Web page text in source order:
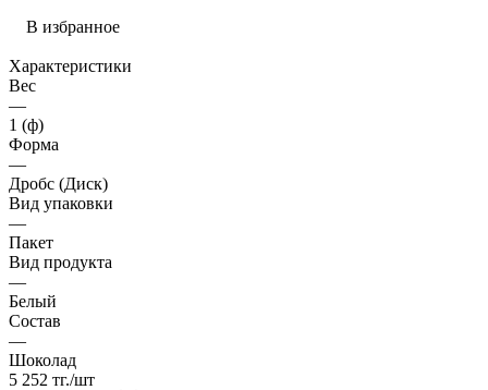
В избранное
Характеристики
Вес
—
1 (ф)
Форма
—
Дробс (Диск)
Вид упаковки
—
Пакет
Вид продукта
—
Белый
Состав
—
Шоколад
5 252 тг./шт